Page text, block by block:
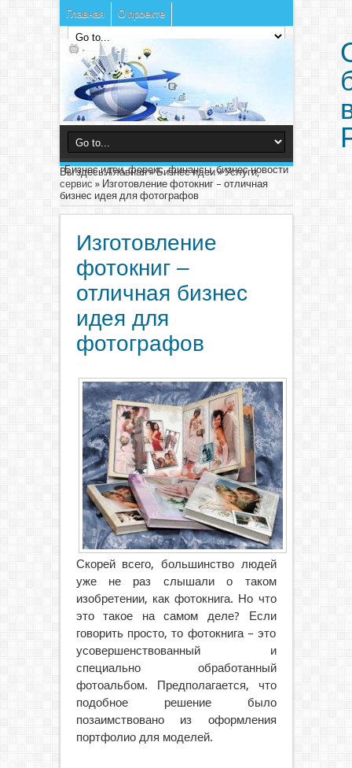
Главная О проекте
Бизнес идеи, форекс, финансы, бизнес новости
Вы здесь:Главная»Бизнес идеи»Услуги,
сервис » Изготовление фотокниг – отличная
бизнес идея для фотографов
Изготовление
фотокниг –
отличная бизнес
идея для
фотографов
Скорей всего, большинство людей
уже не раз слышали о таком
изобретении, как фотокнига. Но что
это такое на самом деле? Если
говорить просто, то фотокнига – это
усовершенствованный и
специально обработанный
фотоальбом. Предполагается, что
подобное решение было
позаимствовано из оформления
портфолио для моделей.